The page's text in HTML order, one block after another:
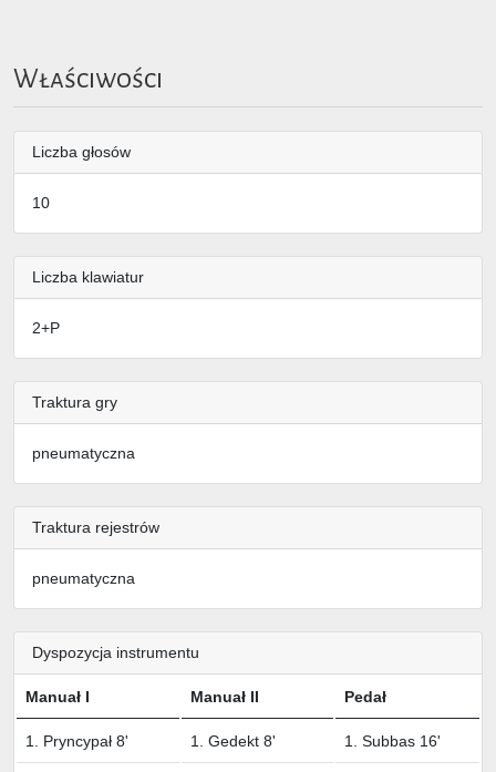
Właściwości
Liczba głosów
10
Liczba klawiatur
2+P
Traktura gry
pneumatyczna
Traktura rejestrów
pneumatyczna
Dyspozycja instrumentu
Manuał I Manuał II Pedał
1. Pryncypał 8' 1. Gedekt 8' 1. Subbas 16'